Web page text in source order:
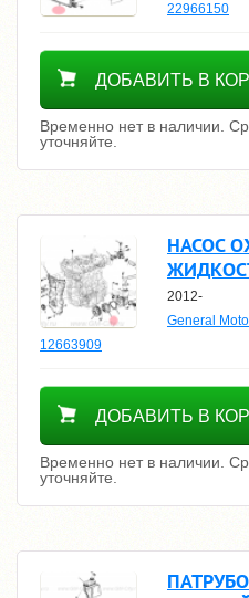
22966150
Уточнить цену
ДОБАВИТЬ В
Временно нет в наличии.
уточняйте.
НАСОС
2012-
General
12663909
Уточнить цену
ДОБАВИТЬ В
Временно нет в наличии.
уточняйте.